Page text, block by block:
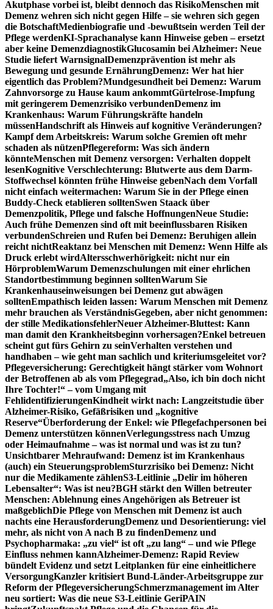
Akutphase vorbei ist, bleibt dennoch das RisikoMenschen mit
Demenz wehren sich nicht gegen Hilfe – sie wehren sich gegen
die BotschaftMedienbiografie und -bewußtsein werden Teil der
Pflege werdenKI-Sprachanalyse kann Hinweise geben – ersetzt
aber keine DemenzdiagnostikGlucosamin bei Alzheimer: Neue
Studie liefert WarnsignalDemenzprävention ist mehr als
Bewegung und gesunde ErnährungDemenz: Wer hat hier
eigentlich das Problem?Mundgesundheit bei Demenz: Warum
Zahnvorsorge zu Hause kaum ankommtGürtelrose-Impfung
mit geringerem Demenzrisiko verbundenDemenz im
Krankenhaus: Warum Führungskräfte handeln
müssenHandschrift als Hinweis auf kognitive Veränderungen?
Kampf dem Arbeitskreis: Warum solche Gremien oft mehr
schaden als nützenPflegereform: Was sich ändern
könnteMenschen mit Demenz versorgen: Verhalten doppelt
lesenKognitive Verschlechterung: Blutwerte aus dem Darm-
Stoffwechsel könnten frühe Hinweise gebenNach dem Vorfall
nicht einfach weitermachen: Warum Sie in der Pflege einen
Buddy-Check etablieren solltenSwen Staack über
Demenzpolitik, Pflege und falsche HoffnungenNeue Studie:
Auch frühe Demenzen sind oft mit beeinflussbaren Risiken
verbundenSchreien und Rufen bei Demenz: Beruhigen allein
reicht nichtReaktanz bei Menschen mit Demenz: Wenn Hilfe als
Druck erlebt wirdAltersschwerhörigkeit: nicht nur ein
HörproblemWarum Demenzschulungen mit einer ehrlichen
Standortbestimmung beginnen solltenWarum Sie
Krankenhauseinweisungen bei Demenz gut abwägen
solltenEmpathisch leiden lassen: Warum Menschen mit Demenz
mehr brauchen als VerständnisGegeben, aber nicht genommen:
der stille MedikationsfehlerNeuer Alzheimer-Bluttest: Kann
man damit den Krankheitsbeginn vorhersagen?Enkel betreuen
scheint gut fürs Gehirn zu seinVerhalten verstehen und
handhaben – wie geht man sachlich und kriteriumsgeleitet vor?
Pflegeversicherung: Gerechtigkeit hängt stärker vom Wohnort
der Betroffenen ab als vom Pflegegrad„Also, ich bin doch nicht
Ihre Tochter!“ – vom Umgang mit
FehlidentifizierungenKindheit wirkt nach: Langzeitstudie über
Alzheimer-Risiko, Gefäßrisiken und „kognitive
Reserve“Überforderung der Enkel: wie Pflegefachpersonen bei
Demenz unterstützen könnenVerlegungsstress nach Umzug
oder Heimaufnahme – was ist normal und was ist zu tun?
Unsichtbarer Mehraufwand: Demenz ist im Krankenhaus
(auch) ein SteuerungsproblemSturzrisiko bei Demenz: Nicht
nur die Medikamente zählenS3-Leitlinie „Delir im höheren
Lebensalter“: Was ist neu?BGH stärkt den Willen betreuter
Menschen: Ablehnung eines Angehörigen als Betreuer ist
maßgeblichDie Pflege von Menschen mit Demenz ist auch
nachts eine HerausforderungDemenz und Desorientierung: viel
mehr, als nicht von A nach B zu findenDemenz und
Psychopharmaka: „zu viel“ ist oft „zu lang“ – und wie Pflege
Einfluss nehmen kannAlzheimer-Demenz: Rapid Review
bündelt Evidenz und setzt Leitplanken für eine einheitlichere
VersorgungKanzler kritisiert Bund-Länder-Arbeitsgruppe zur
Reform der PflegeversicherungSchmerzmanagement im Alter
neu sortiert: Was die neue S3-Leitlinie GeriPAIN